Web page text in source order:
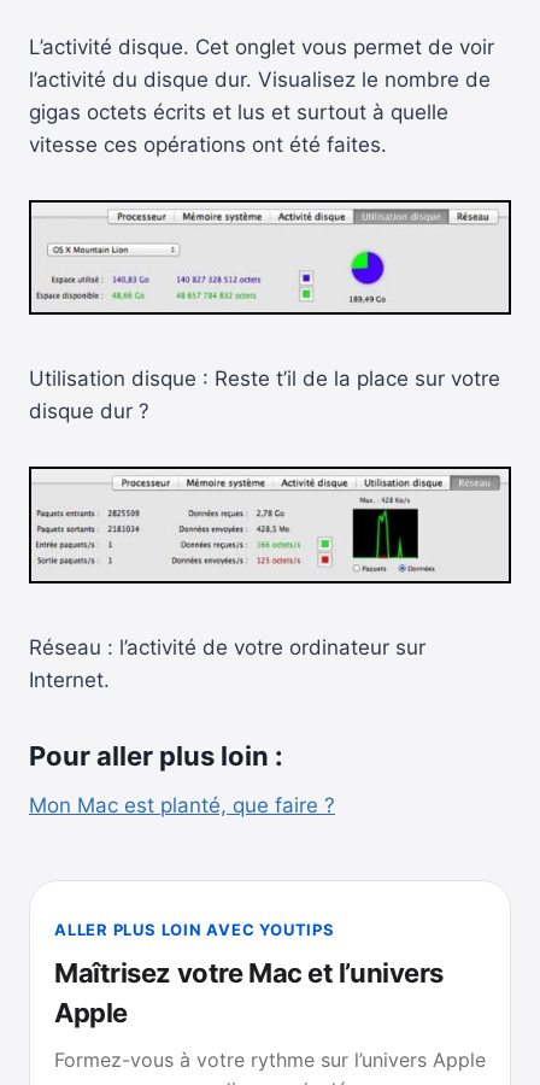
L’activité disque. Cet onglet vous permet de voir
l’activité du disque dur. Visualisez le nombre de
gigas octets écrits et lus et surtout à quelle
vitesse ces opérations ont été faites.
Utilisation disque : Reste t’il de la place sur votre
disque dur ?
Réseau : l’activité de votre ordinateur sur
Internet.
Pour aller plus loin :
Mon Mac est planté, que faire ?
ALLER PLUS LOIN AVEC YOUTIPS
Maîtrisez votre Mac et l’univers
Apple
Formez-vous à votre rythme sur l’univers Apple